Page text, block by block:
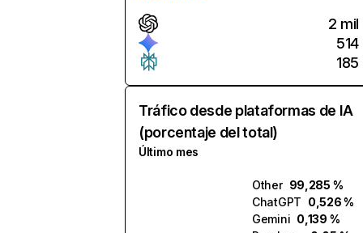
2 mil
514
185
Tráfico desde plataformas de IA
(porcentaje del total)
Último mes
Other 99,285 %
ChatGPT 0,526 %
Gemini 0,139 %